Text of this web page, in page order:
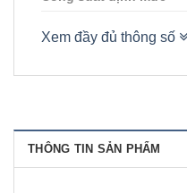
Xem đầy đủ thông số
THÔNG TIN SẢN PHẨM